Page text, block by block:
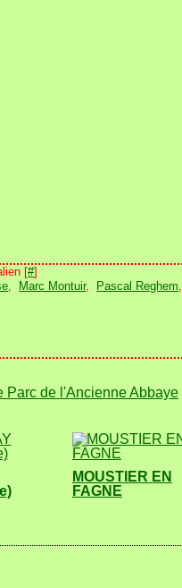
[#]
, Marc Montuir, Pascal Reghem,
Parc de l'Ancienne Abbaye
MOUSTIER EN
FAGNE